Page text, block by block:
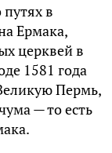
в
Ермака,
церквей в
1581 года
Пермь,
— то есть